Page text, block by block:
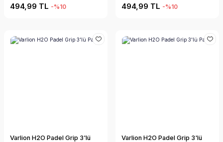
494,99 TL -%10 494,99 TL -%10
Varlion H2O Padel Grip 3'lü
Varlion H2O Padel Grip 3'lü